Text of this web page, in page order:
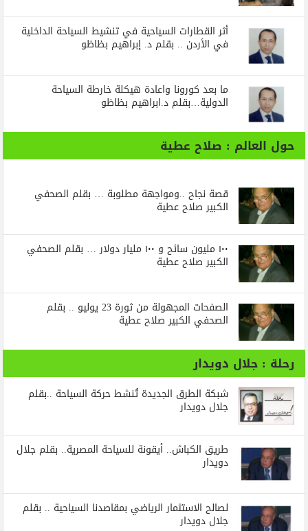
أثر القطارات السياحية في تنشيط السياحة الداخلية
في الأردن .. بقلم د. إبراهيم بظاظو
ما بعد كورونا واعادة هيكلة خارطة السياحة
الدولية…بقلم د.ابراهيم بظاظو
حول العالم : صلاح عطية
قصة نجاح ..ومواجهة مطلوبة … بقلم الصحفي
الكبير صلاح عطية
١٠٠ مليون سائح و ١٠٠ مليار دولار … بقلم الصحفي
الكبير صلاح عطية
الصفحات المجهولة من ثورة 23 يوليو .. بقلم
الصحفي الكبير صلاح عطية
رحلة : جلال دويدار
شبكة الطرق الجديدة تُنشط حركة السياحة ..بقلم
جلال دويدار
طريق الكباش.. أيقونة للسياحة المصرية.. بقلم جلال
دويدار
لصالح الاستثمار الرياضي بمقاصدنا السياحية .. بقلم
جلال دويدار